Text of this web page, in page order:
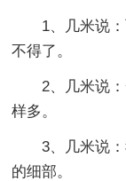
1、几米说：
不得了。
2、几米说：
样多。
3、几米说：
的细部。